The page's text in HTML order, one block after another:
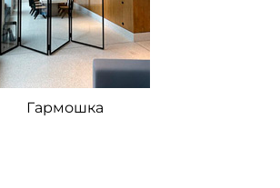
Гармошка